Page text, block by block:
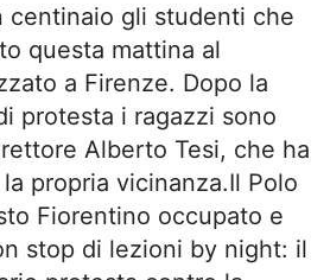
centinaio gli studenti che
questa mattina al
a Firenze. Dopo la
protesta i ragazzi sono
Alberto Tesi, che ha
propria vicinanza.Il Polo
Fiorentino occupato e
stop di lezioni by night: il